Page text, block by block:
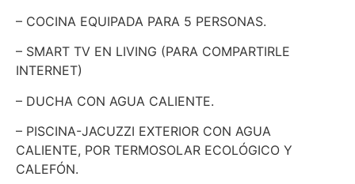
– COCINA EQUIPADA PARA 5 PERSONAS.
– SMART TV EN LIVING (PARA COMPARTIRLE
INTERNET)
– DUCHA CON AGUA CALIENTE.
– PISCINA-JACUZZI EXTERIOR CON AGUA
CALIENTE, POR TERMOSOLAR ECOLÓGICO Y
CALEFÓN.